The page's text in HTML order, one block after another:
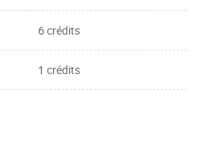
6 crédits
1 crédits